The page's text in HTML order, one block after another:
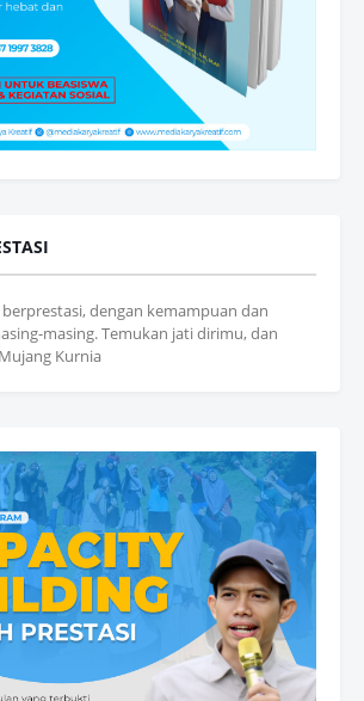
dengan kemampuan dan
masing. Temukan jati dirimu, dan
Kurnia